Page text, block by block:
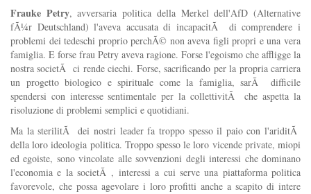
Frauke Petry, avversaria politica della Merkel dell'AfD (Alternative
fÃ¼r Deutschland) l'aveva accusata di incapacitÃ di comprendere i
problemi dei tedeschi proprio perchÃ© non aveva figli propri e una vera
famiglia. E forse frau Petry aveva ragione. Forse l'egoismo che affligge la
nostra societÃ ci rende ciechi. Forse, sacrificando per la propria carriera
un progetto biologico e spirituale come la famiglia, sarÃ difficile
spendersi con interesse sentimentale per la collettivitÃ che aspetta la
risoluzione di problemi semplici e quotidiani.
Ma la sterilitÃ dei nostri leader fa troppo spesso il paio con l'ariditÃ
della loro ideologia politica. Troppo spesso le loro vicende private, miopi
ed egoiste, sono vincolate alle sovvenzioni degli interessi che dominano
l'economia e la societÃ , interessi a cui serve una piattaforma politica
favorevole, che possa agevolare i loro profitti anche a scapito di intere